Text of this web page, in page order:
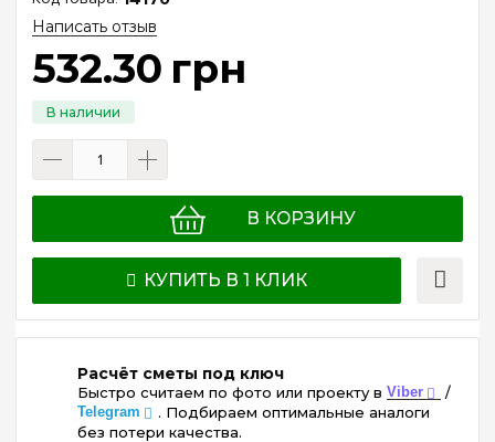
Написать отзыв
532.30 грн
В КОРЗИНУ
КУПИТЬ В 1 КЛИК
Расчёт сметы под ключ
Быстро считаем по фото или проекту в Viber /
Telegram
. Подбираем оптимальные аналоги
без потери качества.